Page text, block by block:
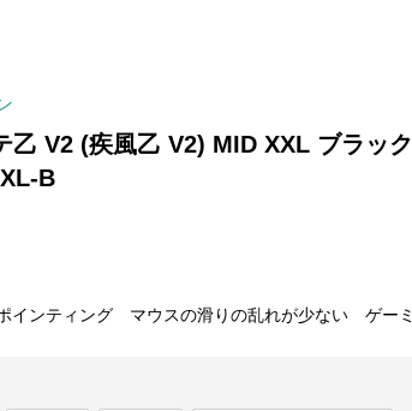
乙 V2 (疾風乙 V2) MID XXL ブラック
B
インティング マウスの滑りの乱れが少ない ゲーミ